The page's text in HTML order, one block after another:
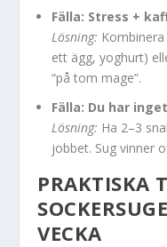
Fälla: Stress +
Lösning:
ett ägg, yoghurt)
“på tom mage”.
Fälla: Du har
Lösning: Ha 2–3
jobbet. Sug vinner
PRAKTISKA
VECKA